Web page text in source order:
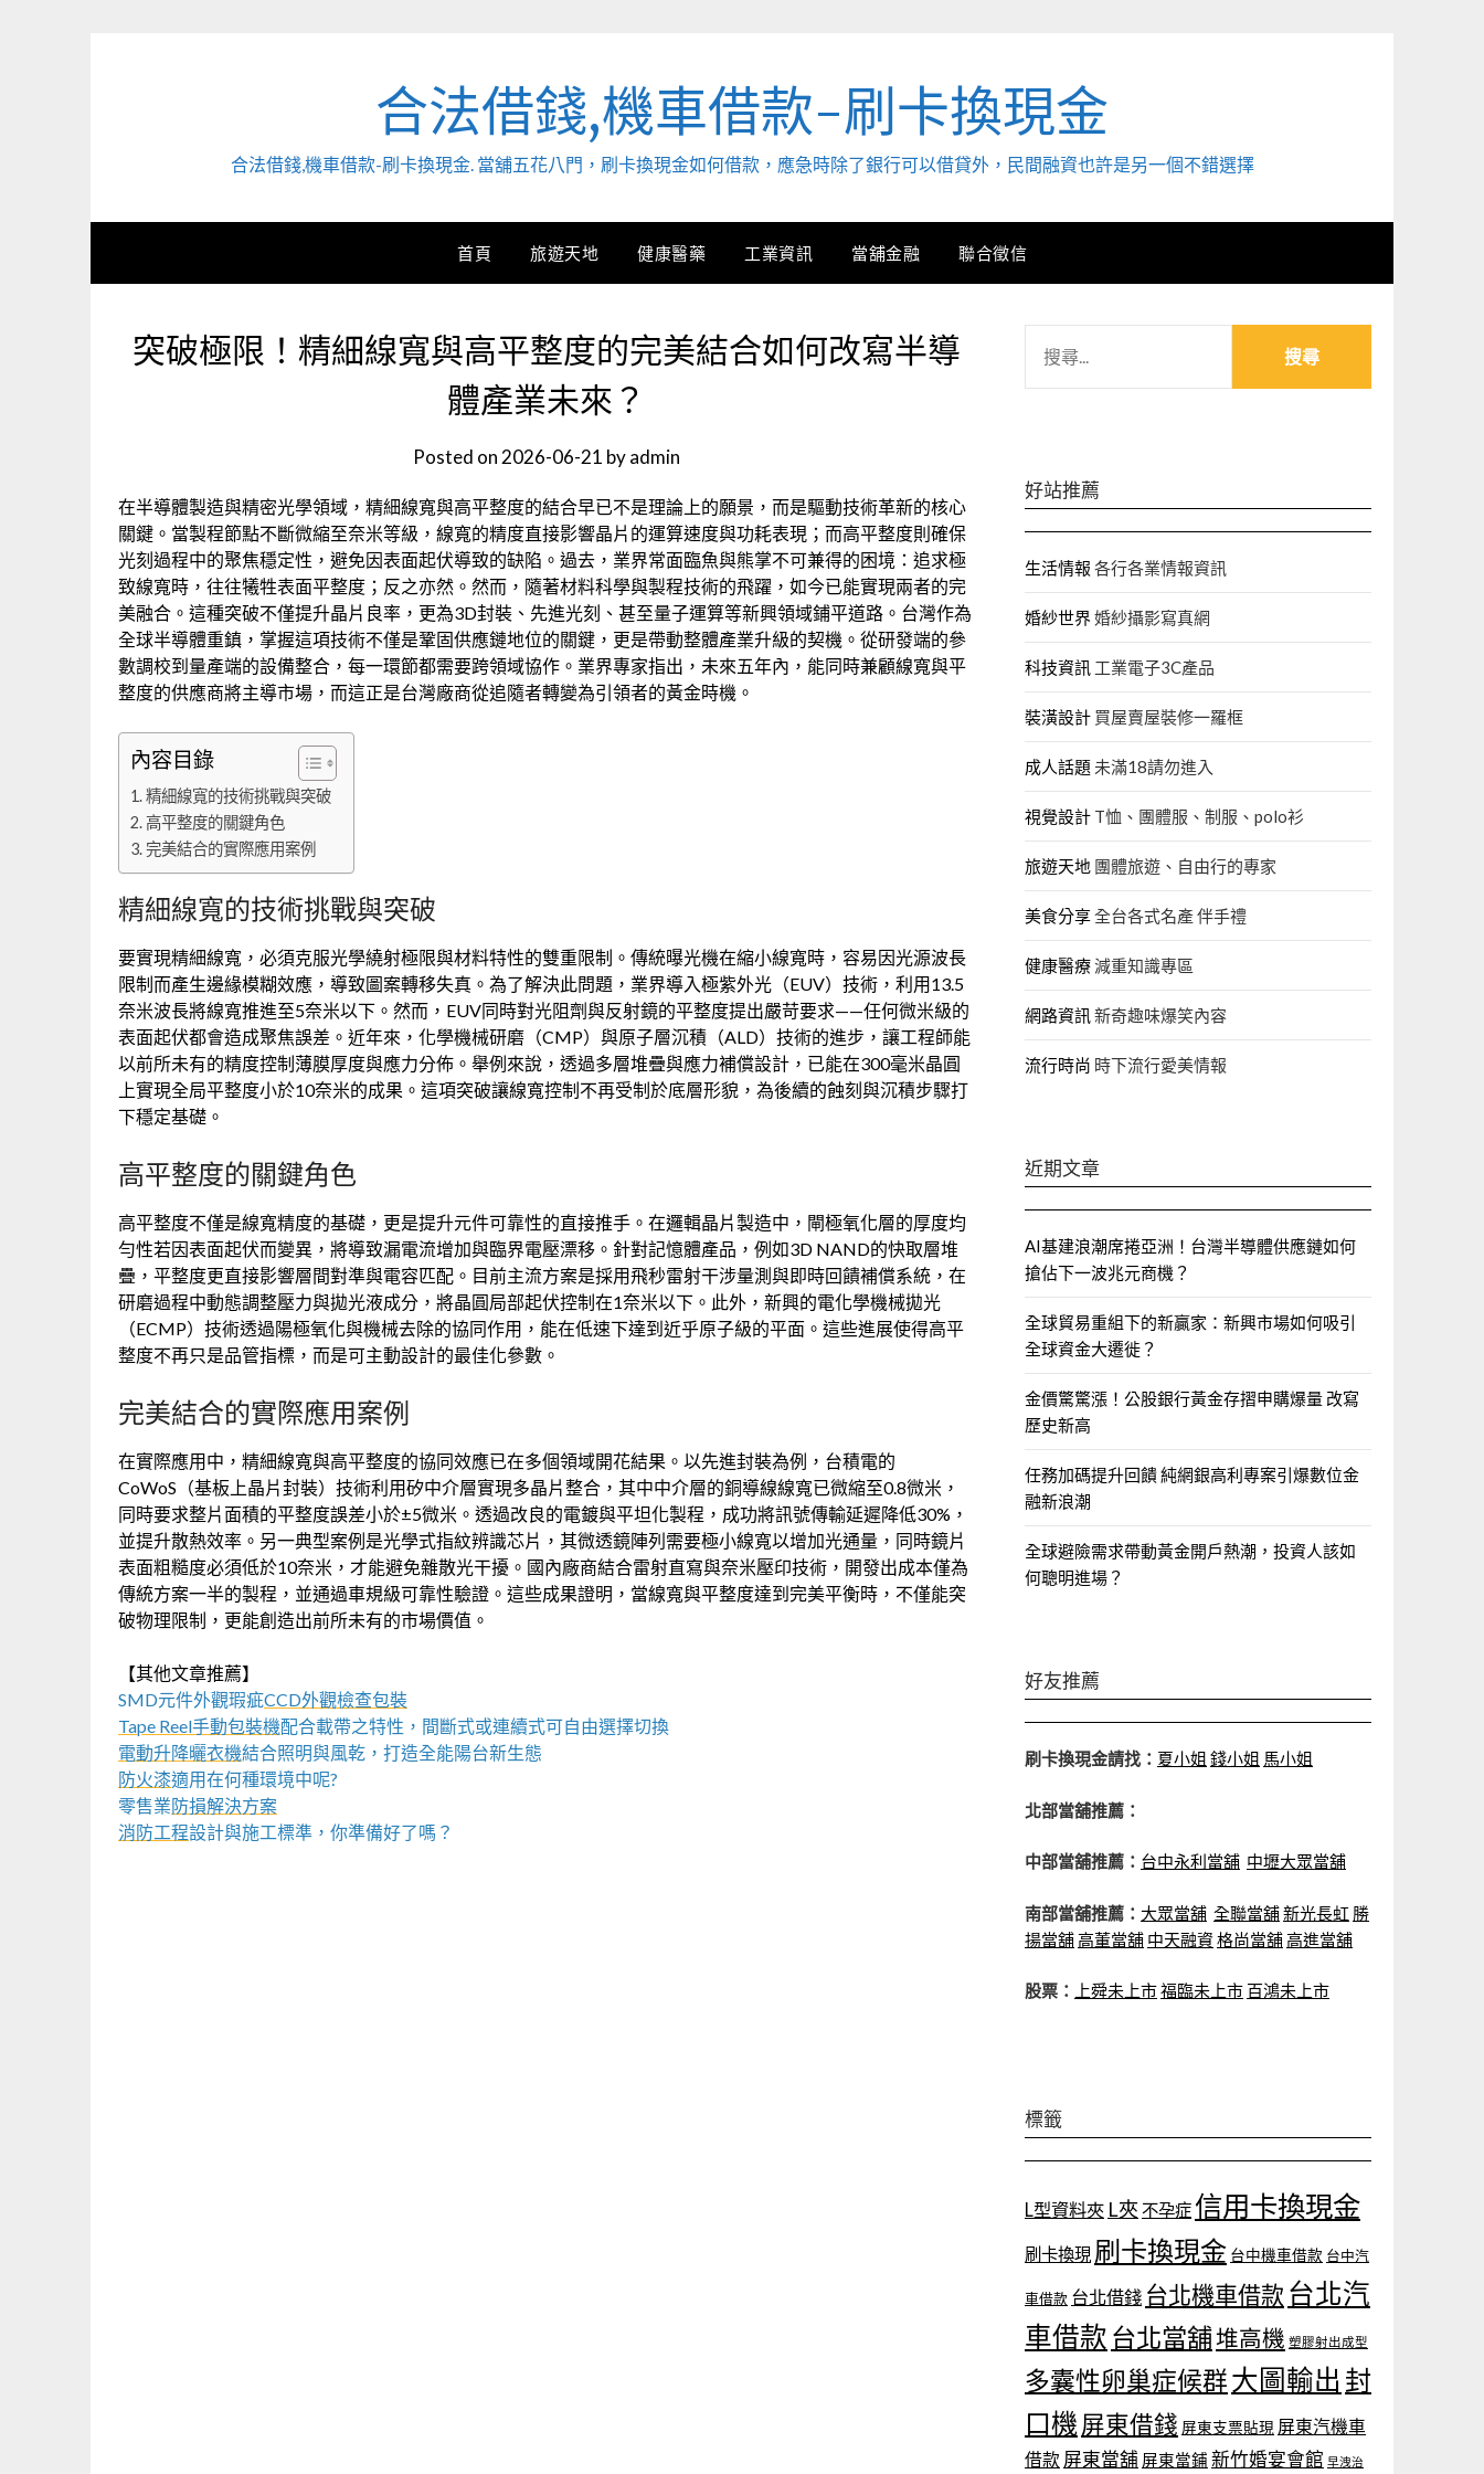
合法借錢,機車借款-刷卡換現金
合法借錢,機車借款-刷卡換現金. 當舖五花八門，刷卡換現金如何借款，應急時除了銀行可以借貸外，民間融資也許是另一個不錯選擇
首頁 旅遊天地 健康醫藥 工業資訊 當舖金融 聯合徵信
突破極限！精細線寬與高平整度的完美結合如何改寫半導
體產業未來？
Posted on 2026-06-21 byadmin
在半導體製造與精密光學領域，精細線寬與高平整度的結合早已不是理論上的願景，而是驅動技術革新的核心
關鍵。當製程節點不斷微縮至奈米等級，線寬的精度直接影響晶片的運算速度與功耗表現；而高平整度則確保
光刻過程中的聚焦穩定性，避免因表面起伏導致的缺陷。過去，業界常面臨魚與熊掌不可兼得的困境：追求極
致線寬時，往往犧牲表面平整度；反之亦然。然而，隨著材料科學與製程技術的飛躍，如今已能實現兩者的完
美融合。這種突破不僅提升晶片良率，更為3D封裝、先進光刻、甚至量子運算等新興領域鋪平道路。台灣作為
全球半導體重鎮，掌握這項技術不僅是鞏固供應鏈地位的關鍵，更是帶動整體產業升級的契機。從研發端的參
數調校到量產端的設備整合，每一環節都需要跨領域協作。業界專家指出，未來五年內，能同時兼顧線寬與平
整度的供應商將主導市場，而這正是台灣廠商從追隨者轉變為引領者的黃金時機。
內容目錄
精細線寬的技術挑戰與突破
高平整度的關鍵角色
完美結合的實際應用案例
精細線寬的技術挑戰與突破
要實現精細線寬，必須克服光學繞射極限與材料特性的雙重限制。傳統曝光機在縮小線寬時，容易因光源波長
限制而產生邊緣模糊效應，導致圖案轉移失真。為了解決此問題，業界導入極紫外光（EUV）技術，利用13.5
奈米波長將線寬推進至5奈米以下。然而，EUV同時對光阻劑與反射鏡的平整度提出嚴苛要求——任何微米級的
表面起伏都會造成聚焦誤差。近年來，化學機械研磨（CMP）與原子層沉積（ALD）技術的進步，讓工程師能
以前所未有的精度控制薄膜厚度與應力分佈。舉例來說，透過多層堆疊與應力補償設計，已能在300毫米晶圓
上實現全局平整度小於10奈米的成果。這項突破讓線寬控制不再受制於底層形貌，為後續的蝕刻與沉積步驟打
下穩定基礎。
高平整度的關鍵角色
高平整度不僅是線寬精度的基礎，更是提升元件可靠性的直接推手。在邏輯晶片製造中，閘極氧化層的厚度均
勻性若因表面起伏而變異，將導致漏電流增加與臨界電壓漂移。針對記憶體產品，例如3D NAND的快取層堆
疊，平整度更直接影響層間對準與電容匹配。目前主流方案是採用飛秒雷射干涉量測與即時回饋補償系統，在
研磨過程中動態調整壓力與拋光液成分，將晶圓局部起伏控制在1奈米以下。此外，新興的電化學機械拋光
（ECMP）技術透過陽極氧化與機械去除的協同作用，能在低速下達到近乎原子級的平面。這些進展使得高平
整度不再只是品管指標，而是可主動設計的最佳化參數。
完美結合的實際應用案例
在實際應用中，精細線寬與高平整度的協同效應已在多個領域開花結果。以先進封裝為例，台積電的
CoWoS（基板上晶片封裝）技術利用矽中介層實現多晶片整合，其中中介層的銅導線線寬已微縮至0.8微米，
同時要求整片面積的平整度誤差小於±5微米。透過改良的電鍍與平坦化製程，成功將訊號傳輸延遲降低30%，
並提升散熱效率。另一典型案例是光學式指紋辨識芯片，其微透鏡陣列需要極小線寬以增加光通量，同時鏡片
表面粗糙度必須低於10奈米，才能避免雜散光干擾。國內廠商結合雷射直寫與奈米壓印技術，開發出成本僅為
傳統方案一半的製程，並通過車規級可靠性驗證。這些成果證明，當線寬與平整度達到完美平衡時，不僅能突
破物理限制，更能創造出前所未有的市場價值。
【其他文章推薦】
SMD元件外觀瑕疵CCD外觀檢查包裝
Tape Reel手動包裝機配合載帶之特性，間斷式或連續式可自由選擇切換
電動升降曬衣機結合照明與風乾，打造全能陽台新生態
防火漆適用在何種環境中呢?
零售業防損解決方案
消防工程設計與施工標準，你準備好了嗎？
關
好站推薦
生活情報 各行各業情報資訊
婚紗世界婚紗攝影寫真網
科技資訊 工業電子3C產品
裝潢設計 買屋賣屋裝修一羅框
成人話題 未滿18請勿進入
視覺設計 T恤、團體服、制服、polo衫
旅遊天地 團體旅遊、自由行的專家‎
美食分享全台各式名產 伴手禮
健康醫療減重知識專區
網路資訊 新奇趣味爆笑內容
流行時尚 時下流行愛美情報
近期文章
AI基建浪潮席捲亞洲！台灣半導體供應鏈如何
搶佔下一波兆元商機？
全球貿易重組下的新贏家：新興市場如何吸引
全球資金大遷徙？
金價驚驚漲！公股銀行黃金存摺申購爆量 改寫
歷史新高
任務加碼提升回饋 純網銀高利專案引爆數位金
融新浪潮
全球避險需求帶動黃金開戶熱潮，投資人該如
何聰明進場？
好友推薦
刷卡換現金請找： 夏小姐 錢小姐 馬小姐
北部當舖推薦：
中部當舖推薦： 台中永利當舖 中壢大眾當舖
南部當舖推薦： 大眾當舖 全聯當舖新光長虹 勝
揚當舖高董當舖 中天融資格尚當舖高進當舖
股票： 上舜未上市福臨未上市 百鴻未上市
標籤
L型資料夾 L夾 不孕症 信用卡換現金
刷卡換現 刷卡換現金 台中機車借款 台中汽
車借款 台北借錢 台北機車借款 台北汽
車借款 台北當舖堆高機 塑膠射出成型
多囊性卵巢症候群大圖輸出 封
口機 屏東借錢 屏東支票貼現 屏東汽機車
借款 屏東當舖 屏東當鋪 新竹婚宴會館 早洩治